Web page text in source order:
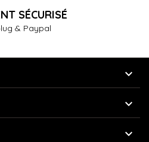
SÉCURISÉ
& Paypal


